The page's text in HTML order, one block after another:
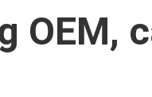
OEM,